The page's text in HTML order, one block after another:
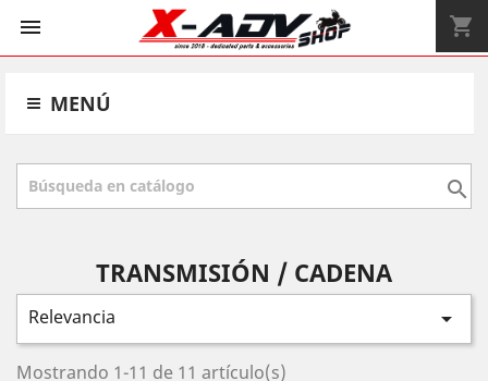
 shopping_cart
MENÚ

TRANSMISIÓN / CADENA
Relevancia 
Mostrando 1-11 de 11 artículo(s)